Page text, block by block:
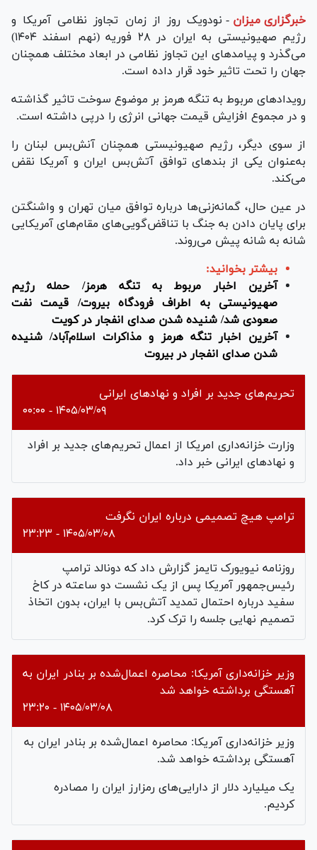
خبرگزاری میزان - نودویک روز از زمان تجاوز نظامی آمریکا و
رژیم صهیونیستی به ایران در ۲۸ فوریه (نهم اسفند ۱۴۰۴)
می‌گذرد و پیامدهای این تجاوز نظامی در ابعاد مختلف همچنان
جهان را تحت تاثیر خود قرار داده است.
رویداد‌های مربوط به تنگه هرمز بر موضوع سوخت تاثیر گذاشته
و در مجموع افزایش قیمت جهانی انرژی را درپی داشته است.
از سوی دیگر، رژیم صهیونیستی همچنان آنش‌بس لبنان را
به‌عنوان یکی از بندهای توافق آتش‌بس ایران و آمریکا نقض
می‌کند.
در عین حال، گمانه‌زنی‌ها درباره توافق میان تهران و واشنگتن
برای پایان دادن به جنگ با تناقض‌گویی‌های مقام‌های آمریکایی
شانه به شانه پیش می‌روند.
بیشتر بخوانید:
آخرین اخبار مربوط به تنگه هرمز/ حمله رژیم
صهیونیستی به اطراف فرودگاه بیروت/ قیمت نفت
صعودی شد/ شنیده شدن صدای انفجار در کویت
آخرین اخبار تنگه هرمز و مذاکرات اسلام‌آباد/ شنیده
شدن صدای انفجار در بیروت
تحریم‌های جدید بر افراد و نهادهای ایرانی
۱۴۰۵/۰۳/۰۹ - ۰۰:۰۰
وزارت خزانه‌داری امریکا از اعمال تحریم‌های جدید بر افراد
و نهادهای ایرانی خبر داد.
ترامپ هیچ تصمیمی درباره ایران نگرفت
۱۴۰۵/۰۳/۰۸ - ۲۳:۲۳
روزنامه نیویورک تایمز گزارش داد که دونالد ترامپ
رئیس‌جمهور آمریکا پس از یک نشست دو ساعته در کاخ
سفید درباره احتمال تمدید آتش‌بس با ایران، بدون اتخاذ
تصمیم نهایی جلسه را ترک کرد.
وزیر خزانه‌داری آمریکا: محاصره اعمال‌شده بر بنادر ایران به
آهستگی برداشته خواهد شد
۱۴۰۵/۰۳/۰۸ - ۲۳:۲۰
وزیر خزانه‌داری آمریکا: محاصره اعمال‌شده بر بنادر ایران به
آهستگی برداشته خواهد شد.
یک میلیارد دلار از دارایی‌های رمزارز ایران را مصادره
کردیم.